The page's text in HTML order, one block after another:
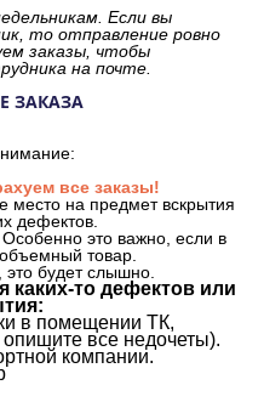
Если вы
то отправление ровно
заказы, чтобы
на почте.
ЗАКАЗА
все заказы!
место на предмет вскрытия
дефектов.
это важно, если в
товар.
это будет слышно.
каких-то дефектов или
в помещении ТК,
все недочеты).
компании.